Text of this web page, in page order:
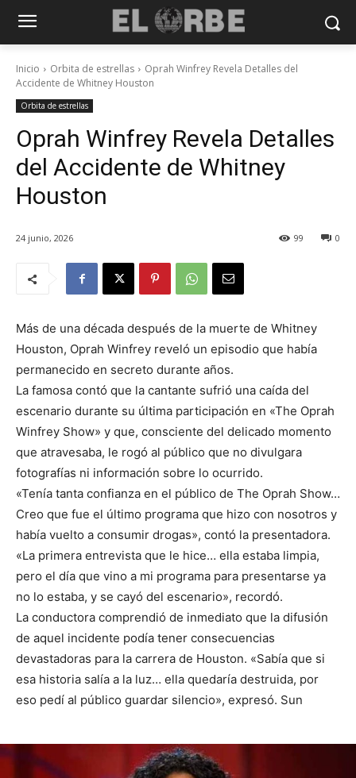
Inicio Orbita de estrellas
Oprah Winfrey Revela Detalles del
Accidente de Whitney Houston
Orbita de estrellas
Oprah Winfrey Revela Detalles
del Accidente de Whitney
Houston
24 junio, 2026 0
99
Más de una década después de la muerte de Whitney
Houston, Oprah Winfrey reveló un episodio que había
permanecido en secreto durante años.
La famosa contó que la cantante sufrió una caída del
escenario durante su última participación en «The Oprah
Winfrey Show» y que, consciente del delicado momento
que atravesaba, le rogó al público que no divulgara
fotografías ni información sobre lo ocurrido.
«Tenía tanta confianza en el público de The Oprah Show…
Creo que fue el último programa que hizo con nosotros y
había vuelto a consumir drogas», contó la presentadora.
«La primera entrevista que le hice… ella estaba limpia,
pero el día que vino a mi programa para presentarse ya
no lo estaba, y se cayó del escenario», recordó.
La conductora comprendió de inmediato que la difusión
de aquel incidente podía tener consecuencias
devastadoras para la carrera de Houston. «Sabía que si
esa historia salía a la luz… ella quedaría destruida, por
eso pedí al público guardar silencio», expresó. Sun